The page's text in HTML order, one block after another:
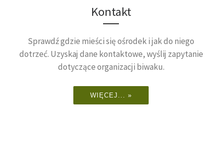
Kontakt
Sprawdź gdzie mieści się ośrodek i jak do niego
dotrzeć. Uzyskaj dane kontaktowe, wyślij zapytanie
dotyczące organizacji biwaku.
WIĘCEJ... »